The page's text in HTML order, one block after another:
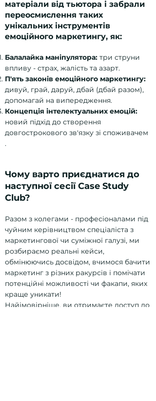
матеріали від тьютора і забрали
переосмислення таких
унікальних інструментів
емоційного маркетингу, як:
Балалайка маніпулятора: три струни
впливу - страх, жалість та азарт.
П'ять законів емоційного маркетингу:
дивуй, грай, даруй, дбай (дбай разом),
допомагай на випередження.
Концепція інтелектуальних емоцій:
новий підхід до створення
довгострокового зв'язку зі споживачем
.
Чому варто приєднатися до
наступної сесії Case Study
Club?
Разом з колегами - професіоналами під
чуйним керівництвом спеціаліста з
маркетингової чи суміжної галузі, ми
розбираємо реальні кейси,
обмінюючись досвідом, вчимося бачити
маркетинг з різних ракурсів і помічати
потенційні можливості чи факапи, яких
краще уникати!
Найімовірніше, ви отримаєте доступ до